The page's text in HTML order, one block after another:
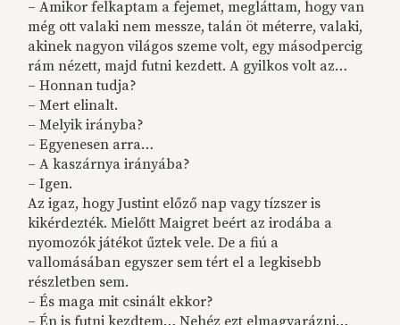
– Amikor felkaptam a fejemet, megláttam, hogy van
még ott valaki nem messze, talán öt méterre, valaki,
akinek nagyon világos szeme volt, egy másodpercig
rám nézett, majd futni kezdett. A gyilkos volt az…
– Honnan tudja?
– Mert elinalt.
– Melyik irányba?
– Egyenesen arra…
– A kaszárnya irányába?
– Igen.
Az igaz, hogy Justint előző nap vagy tízszer is
kikérdezték. Mielőtt Maigret beért az irodába a
nyomozók játékot űztek vele. De a fiú a
vallomásában egyszer sem tért el a legkisebb
részletben sem.
– És maga mit csinált ekkor?